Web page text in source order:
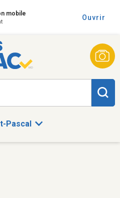
mobile Ouvrir
Pascal